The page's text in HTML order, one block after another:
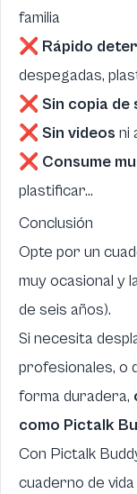
familia
❌ Rápido
despegadas,
❌ Sin copia de
❌ Sin videos ni
❌ Consume
plastificar...
Conclusión
Opte por un
muy ocasional y
de seis años).
Si necesita
profesionales, o
forma duradera,
como Pictalk
Con Pictalk
cuaderno de